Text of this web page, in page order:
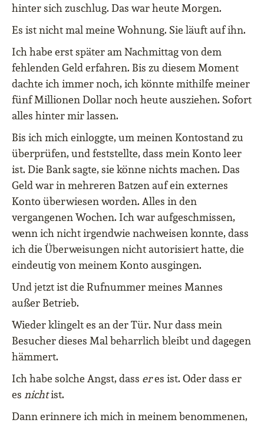
hinter sich zuschlug. Das war heute Morgen.
Es ist nicht mal meine Wohnung. Sie läuft auf ihn.
Ich habe erst später am Nachmittag von dem
fehlenden Geld erfahren. Bis zu diesem Moment
dachte ich immer noch, ich könnte mithilfe meiner
fünf Millionen Dollar noch heute ausziehen. Sofort
alles hinter mir lassen.
Bis ich mich einloggte, um meinen Kontostand zu
überprüfen, und feststellte, dass mein Konto leer
ist. Die Bank sagte, sie könne nichts machen. Das
Geld war in mehreren Batzen auf ein externes
Konto überwiesen worden. Alles in den
vergangenen Wochen. Ich war aufgeschmissen,
wenn ich nicht irgendwie nachweisen konnte, dass
ich die Überweisungen nicht autorisiert hatte, die
eindeutig von meinem Konto ausgingen.
Und jetzt ist die Rufnummer meines Mannes
außer Betrieb.
Wieder klingelt es an der Tür. Nur dass mein
Besucher dieses Mal beharrlich bleibt und dagegen
hämmert.
Ich habe solche Angst, dass eres ist. Oder dass er
es nichtist.
Dann erinnere ich mich in meinem benommenen,